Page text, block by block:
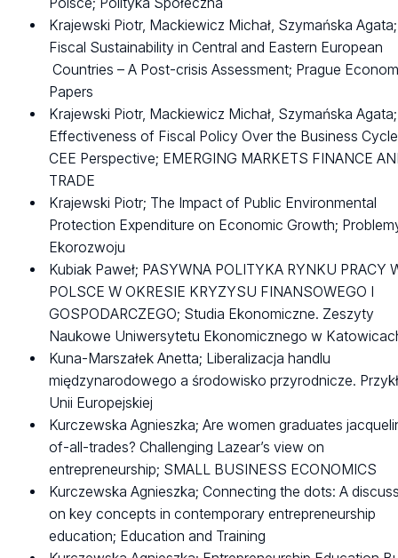
Krajewski Piotr, Mackiewicz Michał, Szymańska Agata;
Fiscal Sustainability in Central and Eastern European
Countries – A Post-crisis Assessment; Prague
Papers
Krajewski Piotr, Mackiewicz Michał, Szymańska
Effectiveness of Fiscal Policy Over the Business
CEE Perspective; EMERGING MARKETS FINANCE
TRADE
Krajewski Piotr; The Impact of Public Environmental
Protection Expenditure on Economic Growth;
Ekorozwoju
Kubiak Paweł; PASYWNA POLITYKA RYNKU PRACY
POLSCE W OKRESIE KRYZYSU FINANSOWEGO I
GOSPODARCZEGO; Studia Ekonomiczne. Zeszyty
Naukowe Uniwersytetu Ekonomicznego w
Kuna-Marszałek Anetta; Liberalizacja handlu
międzynarodowego a środowisko przyrodnicze.
Unii Europejskiej
Kurczewska Agnieszka; Are women graduates
of-all-trades? Challenging Lazear’s view on
entrepreneurship; SMALL BUSINESS ECONOMICS
Kurczewska Agnieszka; Connecting the dots: A
on key concepts in contemporary entrepreneurship
education; Education and Training